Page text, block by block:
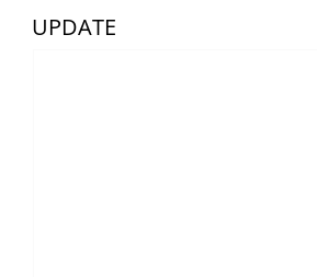
UPDATE